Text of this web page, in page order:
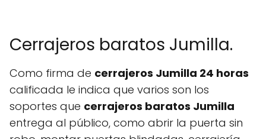
Cerrajeros baratos Jumilla.
Como firma de cerrajeros Jumilla 24 horas
calificada le indica que varios son los
soportes que cerrajeros baratos Jumilla
entrega al público, como abrir la puerta sin